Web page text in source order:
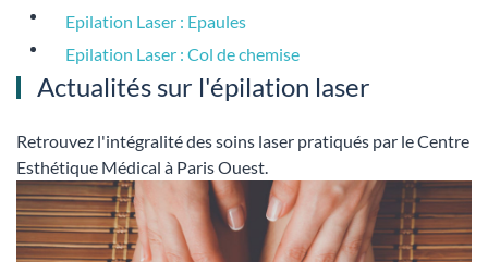
Epilation Laser : Epaules
Epilation Laser : Col de chemise
Actualités sur l'épilation laser
Retrouvez l'intégralité des soins laser pratiqués par le Centre
Esthétique Médical à Paris Ouest.